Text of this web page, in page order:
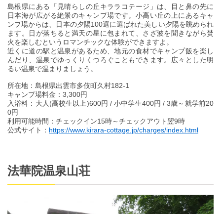
島根県にある「見晴らしの丘キララコテージ」は、目と鼻の先に
日本海が広がる絶景のキャンプ場です。小高い丘の上にあるキャ
ンプ場からは、日本の夕陽100選に選ばれた美しい夕陽を眺められ
ます。日が落ちると満天の星に包まれて、さざ波を聞きながら焚
火を楽しむというロマンチックな体験ができますよ。
近くに道の駅と温泉があるため、地元の食材でキャンプ飯を楽し
んだり、温泉でゆっくりくつろぐこともできます。広々とした明
るい温泉で温まりましょう。
所在地：島根県出雲市多伎町久村182-1
キャンプ場料金：3,300円
入浴料：大人(高校生以上)600円 / 小中学生400円 / 3歳～就学前20
0円
利用可能時間：チェックイン15時～チェックアウト翌9時
公式サイト： https://www.kirara-cottage.jp/charges/index.html
法華院温泉山荘